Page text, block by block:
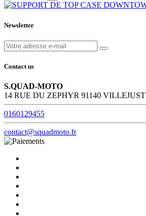
Newsletter
Contact us
S.QUAD-MOTO
14 RUE DU ZEPHYR 91140 VILLEJUST
0160129455
contact@squadmoto.fr